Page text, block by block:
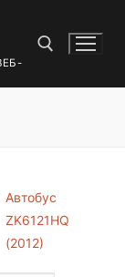
Автобус
ZK6121HQ
(2012)